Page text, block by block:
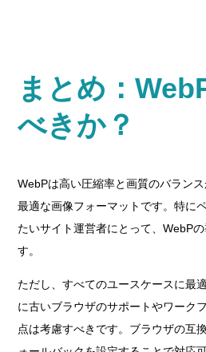
まとめ：
べきか？
WebPは高い圧縮率と画質のバラン
最適な画像フォーマットです。特に
たいサイト運営者にとって、WebP
す。
ただし、すべてのユースケースに最
に古いブラウザのサポートやワーク
点は考慮すべきです。ブラウザの互